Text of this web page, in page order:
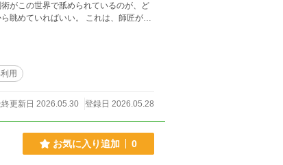
がこの世界で舐められているのが、ど
眺めていればいい。 これは、師匠が名
用
終更新日 2026.05.30 登録日 2026.05.28
お気に入り追加 0